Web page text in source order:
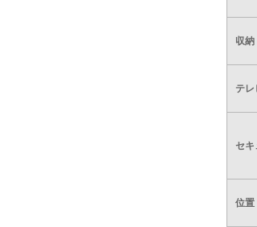
収納
テ
セキ
位置